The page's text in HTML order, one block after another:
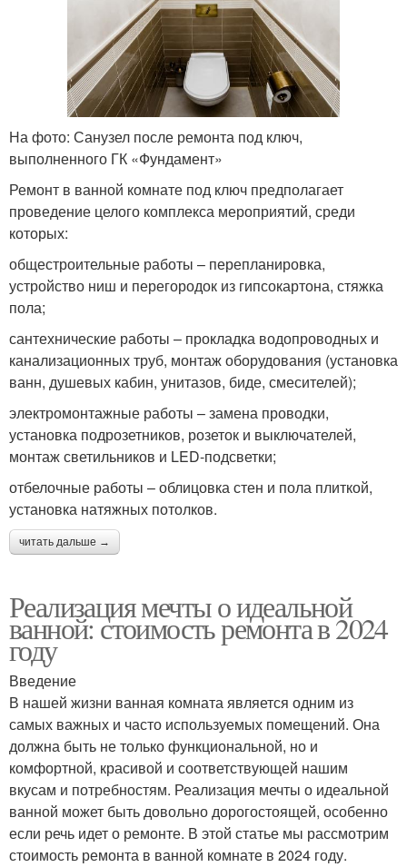
На фото: Санузел после ремонта под ключ,
выполненного ГК «Фундамент»
Ремонт в ванной комнате под ключ предполагает
проведение целого комплекса мероприятий, среди
которых:
общестроительные работы – перепланировка,
устройство ниш и перегородок из гипсокартона, стяжка
пола;
сантехнические работы – прокладка водопроводных и
канализационных труб, монтаж оборудования (установка
ванн, душевых кабин, унитазов, биде, смесителей);
электромонтажные работы – замена проводки,
установка подрозетников, розеток и выключателей,
монтаж светильников и LED-подсветки;
отбелочные работы – облицовка стен и пола плиткой,
установка натяжных потолков.
читать дальше →
Реализация мечты о идеальной
ванной: стоимость ремонта в 2024
году
Введение
В нашей жизни ванная комната является одним из
самых важных и часто используемых помещений. Она
должна быть не только функциональной, но и
комфортной, красивой и соответствующей нашим
вкусам и потребностям. Реализация мечты о идеальной
ванной может быть довольно дорогостоящей, особенно
если речь идет о ремонте. В этой статье мы рассмотрим
стоимость ремонта в ванной комнате в 2024 году.